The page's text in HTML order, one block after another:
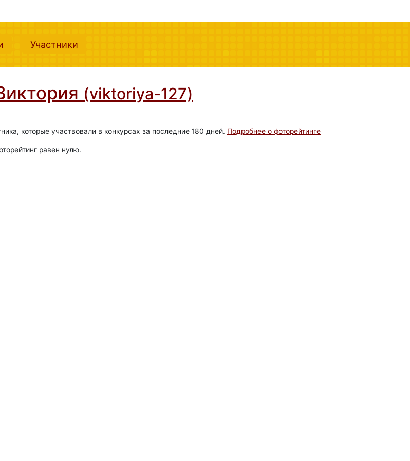
(current)Участники
(viktoriya-127)
которые участвовали в конкурсах за последние 180 дней. Подробнее о фоторейтинге
равен нулю.